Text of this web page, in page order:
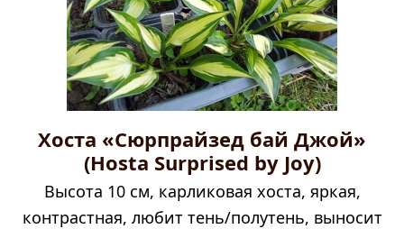
Хоста «Сюрпрайзед бай Джой»
(Hosta Surprised by Joy)
Высота 10 см, карликовая хоста, яркая,
контрастная, любит тень/полутень, выносит